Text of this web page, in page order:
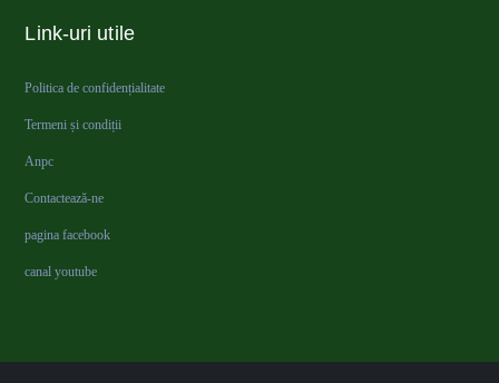
Link-uri utile
Politica de confidențialitate
Termeni și condiții
Anpc
Contactează-ne
pagina facebook
canal youtube